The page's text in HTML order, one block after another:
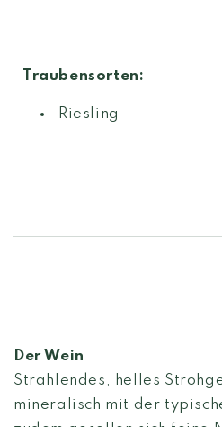
Traubensorten:
Riesling
Der Wein
Strahlendes, helles
mineralisch mit der